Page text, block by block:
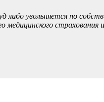
уволь­няется по
страхования